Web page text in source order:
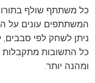
כל משתתף שולף
המשתתפים עונים על
ניתן לשחק לפי
כל התשובות
ומהנה יותר.